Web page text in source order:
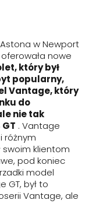
w Newport
nowe
który był
popularny,
Vantage, który
do
nie tak
. Vantage
różnym
swoim klientom
pod koniec
model
GT, był to
Vantage, ale